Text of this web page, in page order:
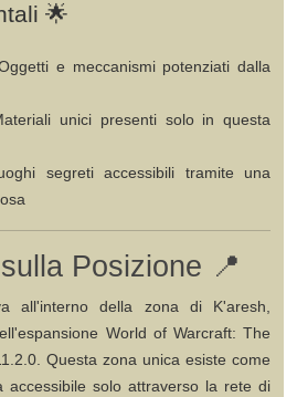
🌟
e meccanismi potenziati dalla
unici presenti solo in questa
segreti accessibili tramite una
Posizione 📍
all'interno della zona di K'aresh,
World of Warcraft: The
. Questa zona unica esiste come
accessibile solo attraverso la rete di